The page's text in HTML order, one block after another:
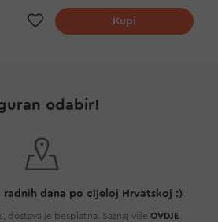
Dodaj na listu želja
Kupi
odabir!
radnih dana po cijeloj Hrvatskoj :)
dostava je besplatna. Saznaj više OVDJE